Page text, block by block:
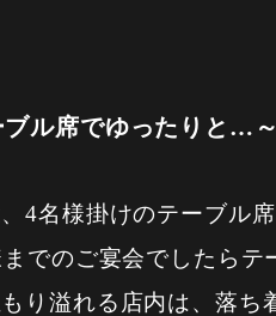
ブル席でゆったりと…～
4名様掛けのテーブル
でのご宴会でしたらテ
り溢れる店内は、落ち